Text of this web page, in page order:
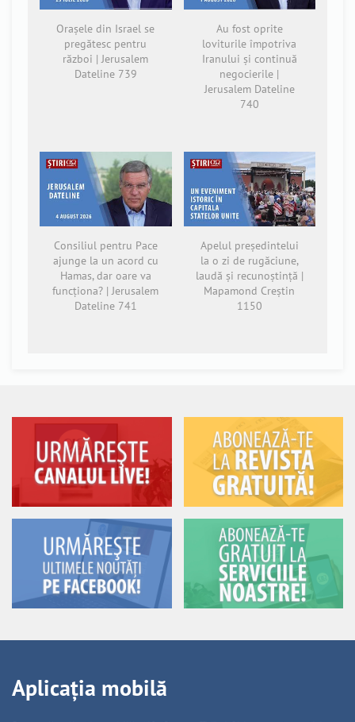
Orașele din Israel se
pregătesc pentru
război | Jerusalem
Dateline 739
Au fost oprite
loviturile împotriva
Iranului și continuă
negocierile |
Jerusalem Dateline
740
Consiliul pentru Pace
ajunge la un acord cu
Hamas, dar oare va
funcționa? | Jerusalem
Dateline 741
Apelul președintelui
la o zi de rugăciune,
laudă și recunoștință |
Mapamond Creștin
1150
Aplicația mobilă